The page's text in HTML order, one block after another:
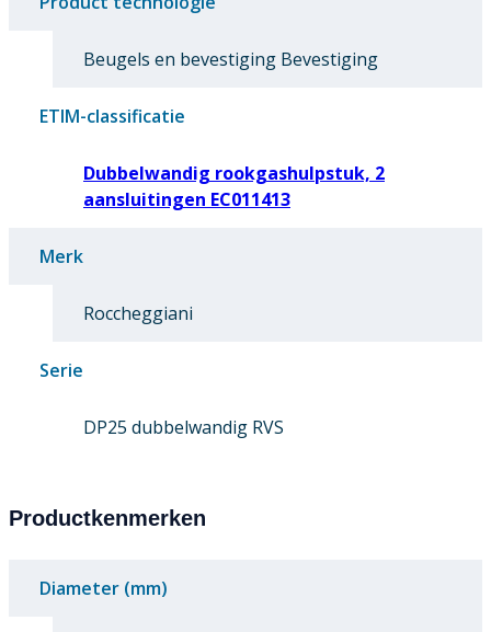
Beugels en bevestiging Bevestiging
ETIM-classificatie
Dubbelwandig rookgashulpstuk, 2
aansluitingen EC011413
Merk
Roccheggiani
Serie
DP25 dubbelwandig RVS
Productkenmerken
Diameter (mm)